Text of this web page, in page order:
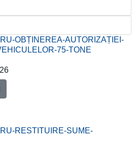
OBȚINEREA-AUTORIZAȚIEI-
75-TONE
RESTITUIRE-SUME-